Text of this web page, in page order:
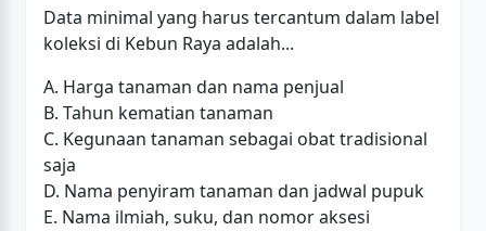
Data minimal yang harus tercantum dalam label
koleksi di Kebun Raya adalah...
A. Harga tanaman dan nama penjual
B. Tahun kematian tanaman
C. Kegunaan tanaman sebagai obat tradisional
saja
D. Nama penyiram tanaman dan jadwal pupuk
E. Nama ilmiah, suku, dan nomor aksesi